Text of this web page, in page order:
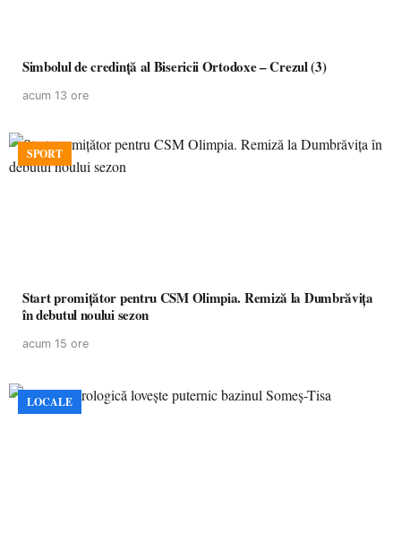
Simbolul de credinţă al Bisericii Ortodoxe – Crezul (3)
acum 13 ore
SPORT
Start promițător pentru CSM Olimpia. Remiză la Dumbrăvița
în debutul noului sezon
acum 15 ore
LOCALE